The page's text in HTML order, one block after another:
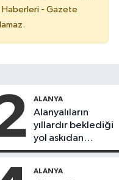
Haberleri - Gazete
ALANYA
Alanyalıların
yıllardır beklediği
yol askıdan
döndü
ALANYA